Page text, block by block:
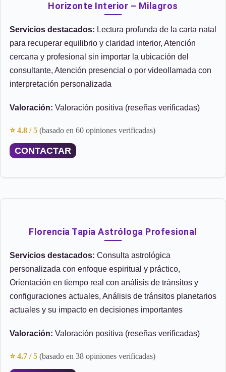
Horizonte Interior – Milagros
Servicios destacados: Lectura profunda de la carta natal
para recuperar equilibrio y claridad interior, Atención
cercana y profesional sin importar la ubicación del
consultante, Atención presencial o por videollamada con
interpretación personalizada
Valoración: Valoración positiva (reseñas verificadas)
⭐ 4.8 / 5 (basado en 60 opiniones verificadas)
CONTACTAR
Florencia Tapia Astróloga Profesional
Servicios destacados: Consulta astrológica
personalizada con enfoque espiritual y práctico,
Orientación en tiempo real con análisis de tránsitos y
configuraciones actuales, Análisis de tránsitos planetarios
actuales y su impacto en decisiones importantes
Valoración: Valoración positiva (reseñas verificadas)
⭐ 4.7 / 5 (basado en 38 opiniones verificadas)